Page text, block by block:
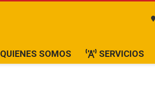
QUIENES SOMOS SERVICIOS